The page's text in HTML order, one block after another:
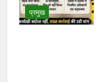
प्रमुख